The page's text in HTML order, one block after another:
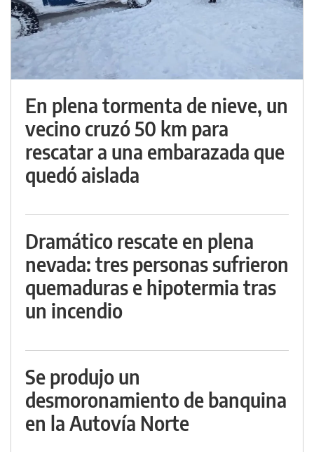
En plena tormenta de nieve, un
vecino cruzó 50 km para
rescatar a una embarazada que
quedó aislada
Dramático rescate en plena
nevada: tres personas sufrieron
quemaduras e hipotermia tras
un incendio
Se produjo un
desmoronamiento de banquina
en la Autovía Norte